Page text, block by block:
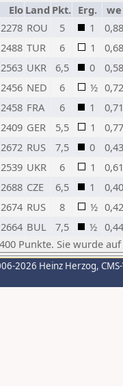
Elo Land Pkt. Erg.
we
2278 ROU 5 1
0,88
2488 TUR 6 1
0,68
2563 UKR 6,5 0
0,58
2456 NED 6 ½ 0,72
2458 FRA 6 1
0,71
2409 GER 5,5 1
0,77
2672 RUS 7,5 0
0,43
2539 UKR 6 1
0,61
2688 CZE 6,5 1
0,40
2674 RUS 8 ½ 0,42
2664 BUL 7,5 ½ 0,44
Punkte. Sie wurde
2026 Heinz Herzog,